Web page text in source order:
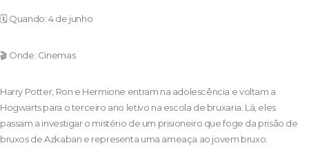
🗓️ Quando: 4 de junho
🎬 Onde: Cinemas
Harry Potter, Ron e Hermione entram na adolescência e voltam a
Hogwarts para o terceiro ano letivo na escola de bruxaria. Lá, eles
passam a investigar o mistério de um prisioneiro que foge da prisão de
bruxos de Azkaban e representa uma ameaça ao jovem bruxo.